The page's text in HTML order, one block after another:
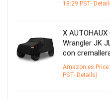
18:29 PST-
X
Wrangler JK
con
Amazon.es Price:
PST- Details)